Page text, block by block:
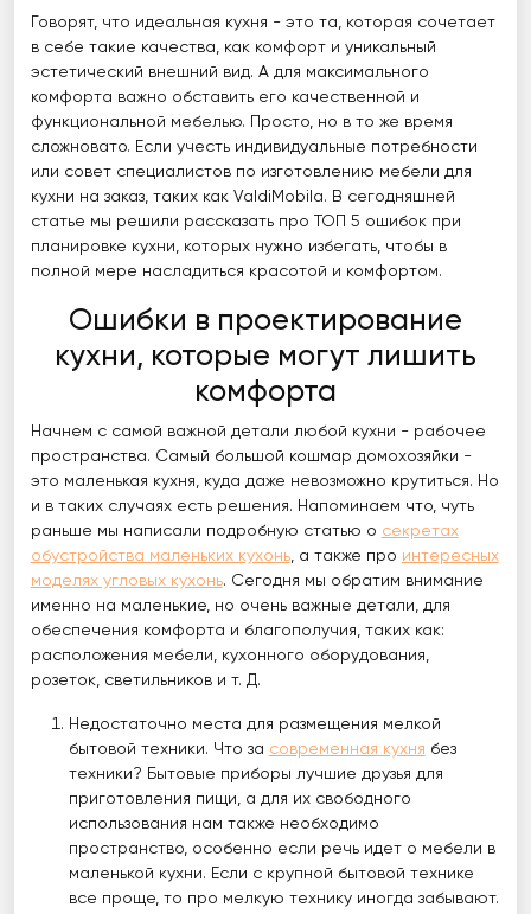
Говорят, что идеальная кухня - это та, которая сочетает
в себе такие качества, как комфорт и уникальный
эстетический внешний вид. А для максимального
комфорта важно обставить его качественной и
функциональной мебелью. Просто, но в то же время
сложновато. Если учесть индивидуальные потребности
или совет специалистов по изготовлению мебели для
кухни на заказ, таких как ValdiMobila. В сегодняшней
статье мы решили рассказать про ТОП 5 ошибок при
планировке кухни, которых нужно избегать, чтобы в
полной мере насладиться красотой и комфортом.
Ошибки в проектирование
кухни, которые могут лишить
комфорта
Начнем с самой важной детали любой кухни - рабочее
пространства. Самый большой кошмар домохозяйки -
это маленькая кухня, куда даже невозможно крутиться. Но
и в таких случаях есть решения. Напоминаем что, чуть
раньше мы написали подробную статью о секретах
обустройства маленьких кухонь, а также про интересных
моделях угловых кухонь. Сегодня мы обратим внимание
именно на маленькие, но очень важные детали, для
обеспечения комфорта и благополучия, таких как:
расположения мебели, кухонного оборудования,
розеток, светильников и т. Д.
Недостаточно места для размещения мелкой
бытовой техники. Что за современная кухня без
техники? Бытовые приборы лучшие друзья для
приготовления пищи, а для их свободного
использования нам также необходимо
пространство, особенно если речь идет о мебели в
маленькой кухни. Если с крупной бытовой технике
все проще, то про мелкую технику иногда забывают.